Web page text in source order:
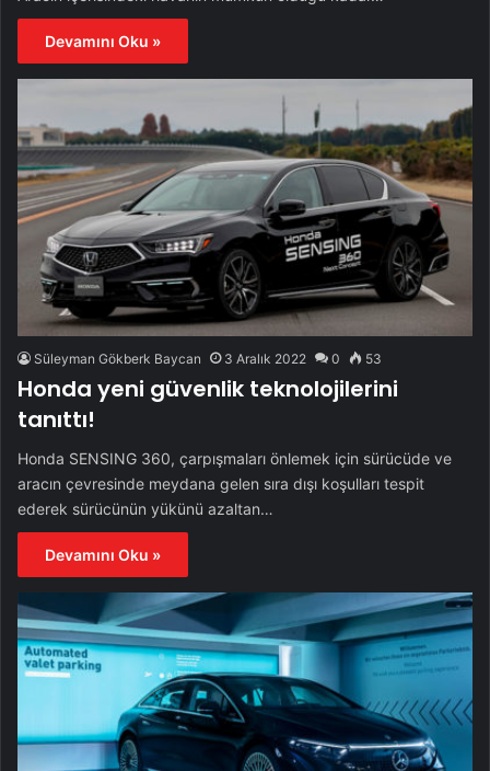
Devamını Oku »
Süleyman Gökberk Baycan 3 Aralık 2022 0 53
Honda yeni güvenlik teknolojilerini
tanıttı!
Honda SENSING 360, çarpışmaları önlemek için sürücüde ve
aracın çevresinde meydana gelen sıra dışı koşulları tespit
ederek sürücünün yükünü azaltan…
Devamını Oku »